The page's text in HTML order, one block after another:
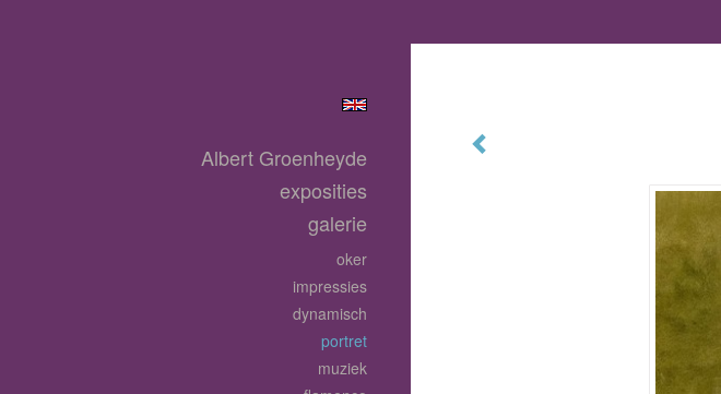
Albert Groenheyde
exposities
galerie
oker
impressies
dynamisch
portret
muziek